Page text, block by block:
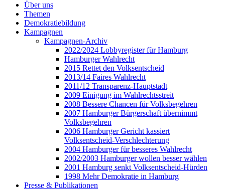
Über uns
Themen
Demokratiebildung
Kampagnen
Kampagnen-Archiv
2022/2024 Lobbyregister für Hamburg
Hamburger Wahlrecht
2015 Rettet den Volksentscheid
2013/14 Faires Wahlrecht
2011/12 Transparenz-Hauptstadt
2009 Einigung im Wahlrechtsstreit
2008 Bessere Chancen für Volksbegehren
2007 Hamburger Bürgerschaft übernimmt
Volksbegehren
2006 Hamburger Gericht kassiert
Volksentscheid-Verschlechterung
2004 Hamburger für besseres Wahlrecht
2002/2003 Hamburger wollen besser wählen
2001 Hamburg senkt Volksentscheid-Hürden
1998 Mehr Demokratie in Hamburg
Presse & Publikationen